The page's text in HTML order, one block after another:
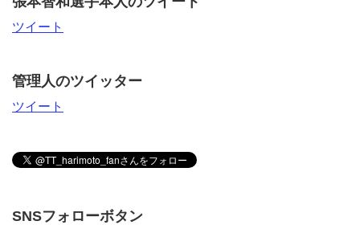
ツイート
管理人のツイッター
ツイート
SNSフォローボタン